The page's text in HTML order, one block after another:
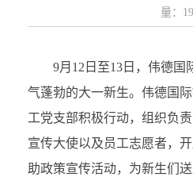
量： 19
9月12日至13日，伟德国
气蓬勃的大一新生。伟德国际
工党支部积极行动，组织负
宣传大使以及员工志愿者，
助政策宣传活动，为新生们送